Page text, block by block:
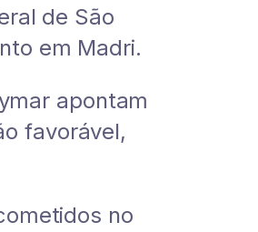
de São
em Madri.
apontam
favorável,
no